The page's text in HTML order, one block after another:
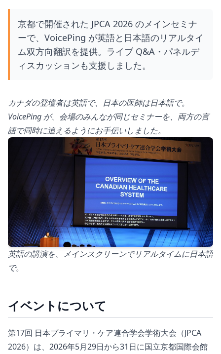
京都で開催された JPCA 2026 のメインセミナ
ーで、VoicePing が英語と日本語のリアルタイ
ム双方向翻訳を提供。ライブ Q&A・パネルデ
ィスカッションも支援しました。
カナダの登壇者は英語で、日本の医師は日本語で。
VoicePing が、会場のみんなが同じセミナーを、両方の言
語で同時に追えるようにお手伝いしました。
英語の講演を、メインスクリーンでリアルタイムに日本語
で。
イベントについて
第17回 日本プライマリ・ケア連合学会学術大会（JPCA
2026）は、2026年5月29日から31日に国立京都国際会館